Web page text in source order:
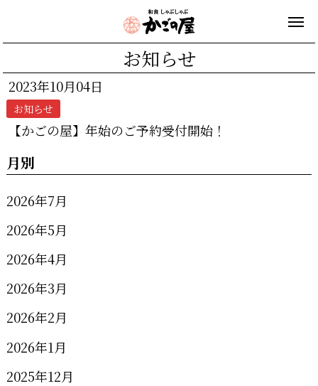
お知らせ
2023年10月04日
お知らせ
【かごの屋】年始のご予約受付開始！
月別
2026年7月
2026年5月
2026年4月
2026年3月
2026年2月
2026年1月
2025年12月